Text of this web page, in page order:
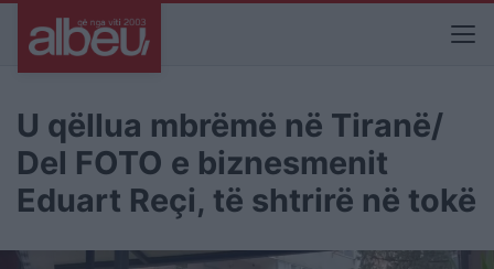
U qëllua mbrëmë në Tiranë/
Del FOTO e biznesmenit
Eduart Reçi, të shtrirë në tokë